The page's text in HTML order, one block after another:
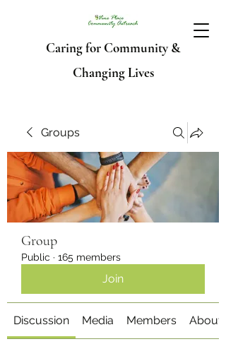
Caring for Community &
Changing Lives
Groups
Group
Public · 165 members
Join
Discussion Media Members About